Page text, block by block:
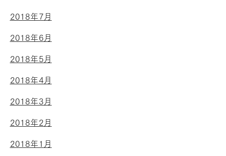
2018年7月
2018年6月
2018年5月
2018年4月
2018年3月
2018年2月
2018年1月